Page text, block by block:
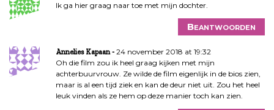
Ik ga hier graag naar toe met mijn dochter.
Beantwoorden
Annelies Kapaan
24 november 2018 at 19:32
Oh die film zou ik heel graag kijken met mijn
achterbuurvrouw. Ze wilde de film eigenlijk in de bios zien,
maar is al een tijd ziek en kan de deur niet uit. Zou het heel
leuk vinden als ze hem op deze manier toch kan zien.